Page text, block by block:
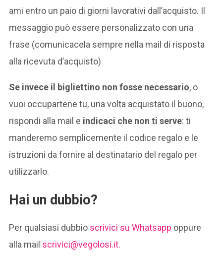
ami entro un paio di giorni lavorativi dall’acquisto. Il
messaggio può essere personalizzato con una
frase (comunicacela sempre nella mail di risposta
alla ricevuta d’acquisto)
Se invece il bigliettino non fosse necessario, o
vuoi occupartene tu, una volta acquistato il buono,
rispondi alla mail e indicaci che non ti serve: ti
manderemo semplicemente il codice regalo e le
istruzioni da fornire al destinatario del regalo per
utilizzarlo.
Hai un dubbio?
Per qualsiasi dubbio scrivici su Whatsapp oppure
alla mail scrivici@vegolosi.it.